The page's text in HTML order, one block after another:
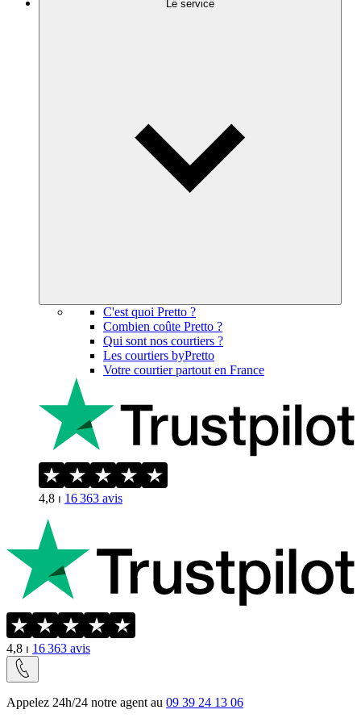
Le service
C'est quoi Pretto ?
Combien coûte Pretto ?
Qui sont nos courtiers ?
Les courtiers byPretto
Votre courtier partout en France
4,8 ⏐ 16 363 avis
4,8 ⏐ 16 363 avis
Appelez 24h/24 notre agent au 09 39 24 13 06